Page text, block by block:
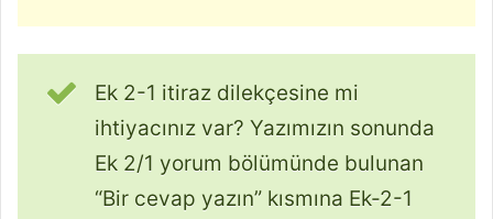
Ek 2-1 itiraz dilekçesine mi
ihtiyacınız var? Yazımızın sonunda
Ek 2/1 yorum bölümünde bulunan
“Bir cevap yazın” kısmına Ek-2-1